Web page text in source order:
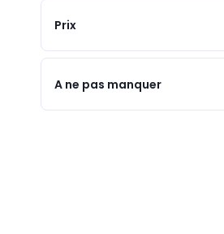
Prix
A ne pas manquer